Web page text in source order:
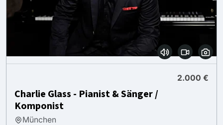
2.000 €
Charlie Glass - Pianist & Sänger /
Komponist
München